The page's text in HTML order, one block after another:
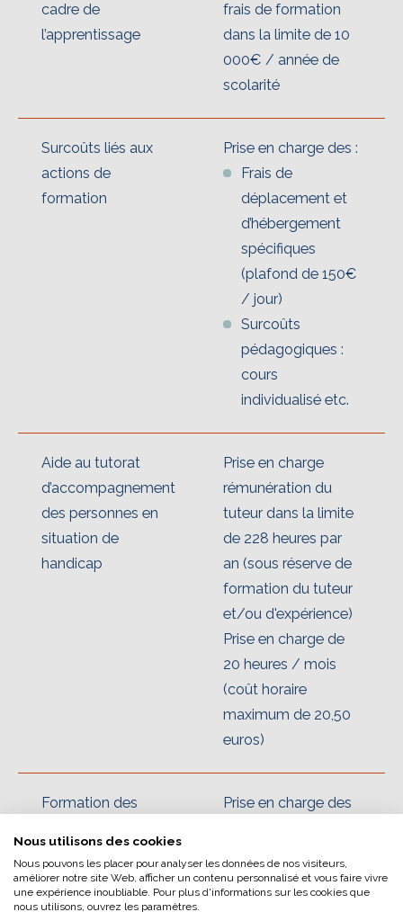
L’écoconception, ça vous
concerne aussi !
d’une démarche forte d’écoconception.
Si vous aussi vous souhaitez diminuer
drastiquement les besoins énergétiques nécessaires
cadre de
l’apprentissage
frais de formation
dans la limite de 10
000€ / année de
scolarité
Surcoûts liés aux
actions de
formation
Prise en charge des :
Frais de
déplacement et
d’hébergement
spécifiques
(plafond de 150€
/ jour)
Surcoûts
pédagogiques :
cours
individualisé etc.
Aide au tutorat
d’accompagnement
des personnes en
situation de
handicap
Prise en charge
rémunération du
tuteur dans la limite
de 228 heures par
an (sous réserve de
formation du tuteur
et/ou d'expérience)
Prise en charge de
20 heures / mois
(coût horaire
maximum de 20,50
euros)
Formation des
handicap
Prise en charge des
000 euros / année
Nous utilisons des cookies
Nous pouvons les placer pour analyser les données de nos visiteurs,
améliorer notre site Web, afficher un contenu personnalisé et vous faire vivre
une expérience inoubliable. Pour plus d'informations sur les cookies que
nous utilisons, ouvrez les paramètres.